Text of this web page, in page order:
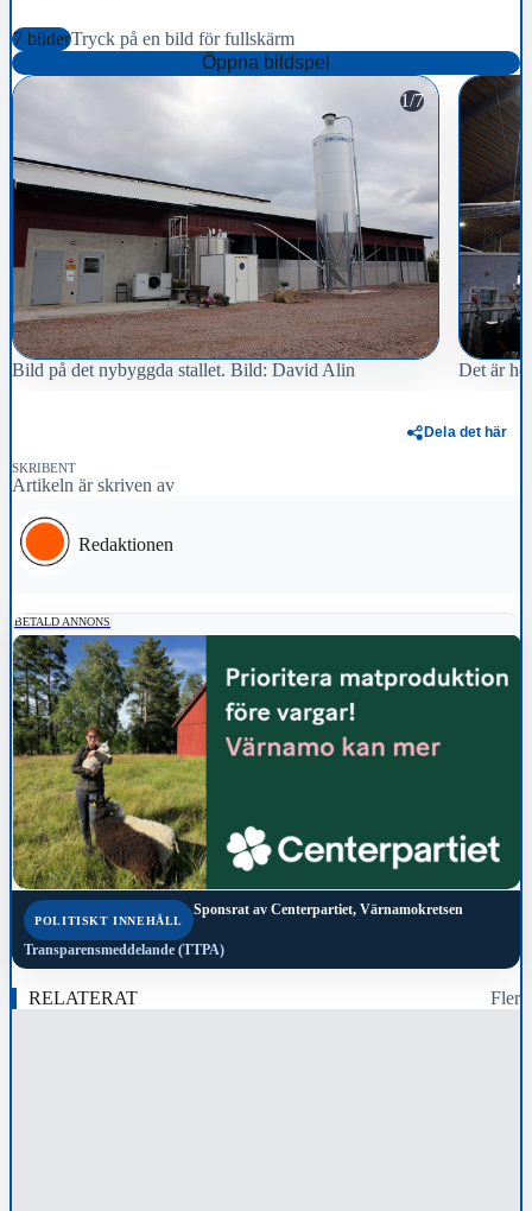
7 bilderTryck på en bild för fullskärm
Öppna bildspel
1/7
Bild på det nybyggda stallet. Bild: David Alin Det är
Dela det här
SKRIBENT
Artikeln är skriven av
Redaktionen
BETALD ANNONS
POLITISKT INNEHÅLL
Sponsrat av Centerpartiet, Värnamokretsen
Transparensmeddelande (TTPA)
RELATERAT Fler